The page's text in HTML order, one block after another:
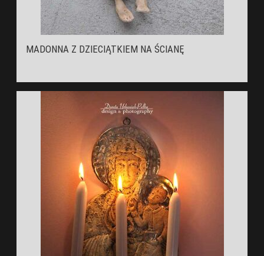
MADONNA Z DZIECIĄTKIEM NA ŚCIANĘ